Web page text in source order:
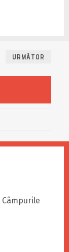
URMĂTOR
Câmpurile